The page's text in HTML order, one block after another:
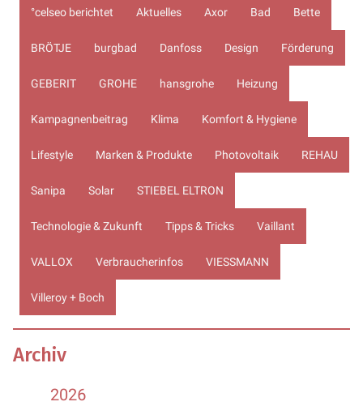
°celseo berichtet Aktuelles Axor Bad Bette
BRÖTJE burgbad Danfoss Design Förderung
GEBERIT GROHE hansgrohe Heizung
Kampagnenbeitrag Klima Komfort & Hygiene
Lifestyle Marken & Produkte Photovoltaik REHAU
Sanipa Solar STIEBEL ELTRON
Technologie & Zukunft Tipps & Tricks Vaillant
VALLOX Verbraucherinfos VIESSMANN
Villeroy + Boch
Archiv
2026